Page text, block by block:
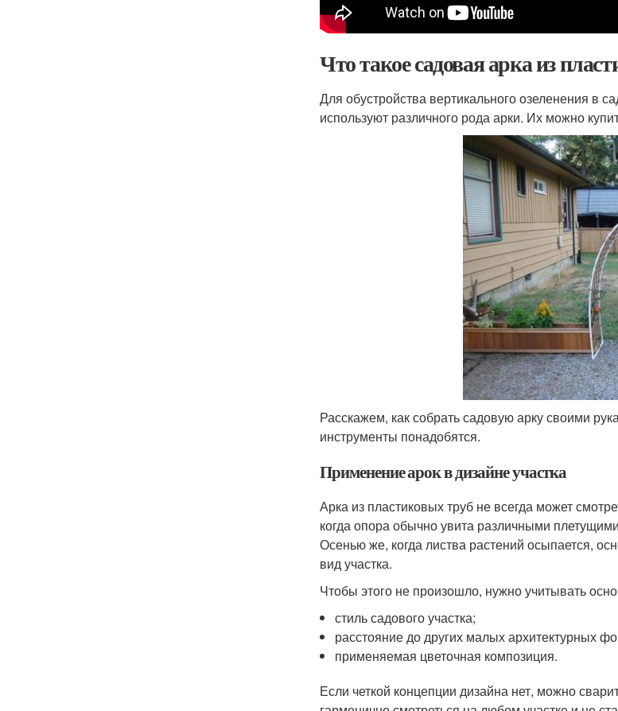
Что такое садовая арка из
Для обустройства вертикального озеленения в
используют различного рода арки. Их можно
Расскажем, как собрать садовую арку своими
инструменты понадобятся.
Применение арок в дизайне участка
Арка из пластиковых труб не всегда может
когда опора обычно увита различными
Осенью же, когда листва растений осыпается,
вид участка.
Чтобы этого не произошло, нужно учитывать
стиль садового участка;
расстояние до других малых архитектурных
применяемая цветочная композиция.
Если четкой концепции дизайна нет, можно